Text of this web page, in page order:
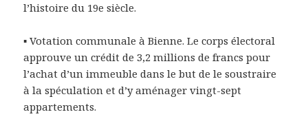
l’histoire du 19e siècle.
▪ Votation communale à Bienne. Le corps électoral
approuve un crédit de 3,2 millions de francs pour
l’achat d’un immeuble dans le but de le soustraire
à la spéculation et d’y aménager vingt-sept
appartements.